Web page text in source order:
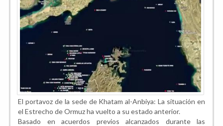
El portavoz de la sede de Khatam al-Anbiya: La situación en
el Estrecho de Ormuz ha vuelto a su estado anterior.
Basado en acuerdos previos alcanzados durante las